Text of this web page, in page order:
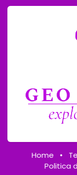
Home •
Politica